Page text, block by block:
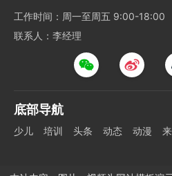
工作时间：周一至周五 9:00-18:00
联系人：李经理
底部导航
少儿 培训 头条 动态 动漫